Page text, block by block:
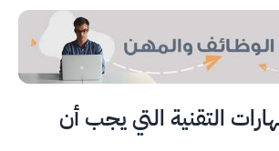
التقنية التي يجب أن